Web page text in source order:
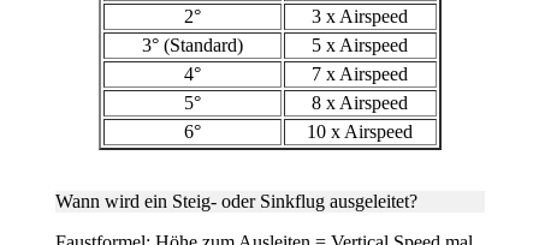
2°
3 x Airspeed
3° (Standard)
5 x Airspeed
4°
7 x Airspeed
5°
8 x Airspeed
6°
10 x Airspeed
Wann wird ein Steig- oder Sinkflugausgeleitet?